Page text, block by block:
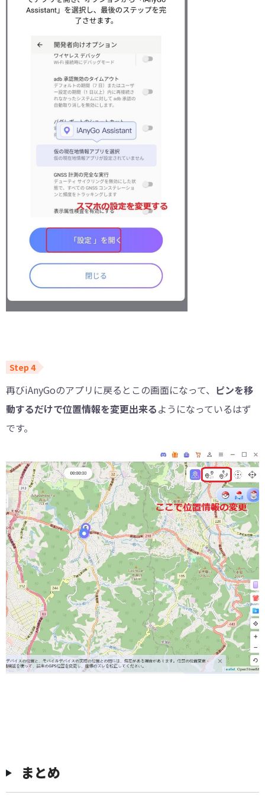
再びiAnyGoのアプリに戻るとこの画面になって、 ピンを移
動するだけで位置情報を変更出来るようになっているはず
です。
まとめ